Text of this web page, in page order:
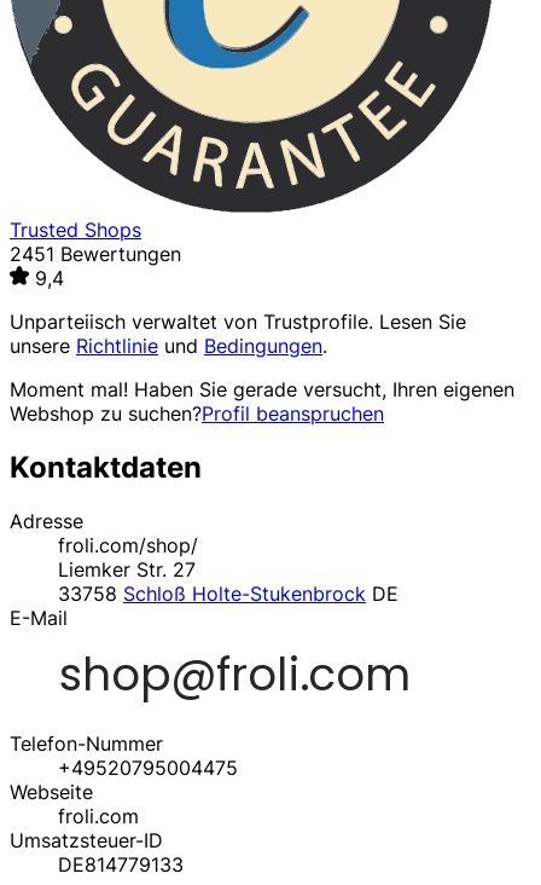
Trusted Shops
2451 Bewertungen
9,4
Unparteiisch verwaltet von Trustprofile. Lesen Sie
unsere Richtlinie und Bedingungen.
Moment mal! Haben Sie gerade versucht, Ihren eigenen
Webshop zu suchen?Profil beanspruchen
Kontaktdaten
Adresse
froli.com/shop/
Liemker Str. 27
33758 Schloß Holte-Stukenbrock DE
E-Mail
Telefon-Nummer
+49520795004475
Webseite
froli.com
Umsatzsteuer-ID
DE814779133